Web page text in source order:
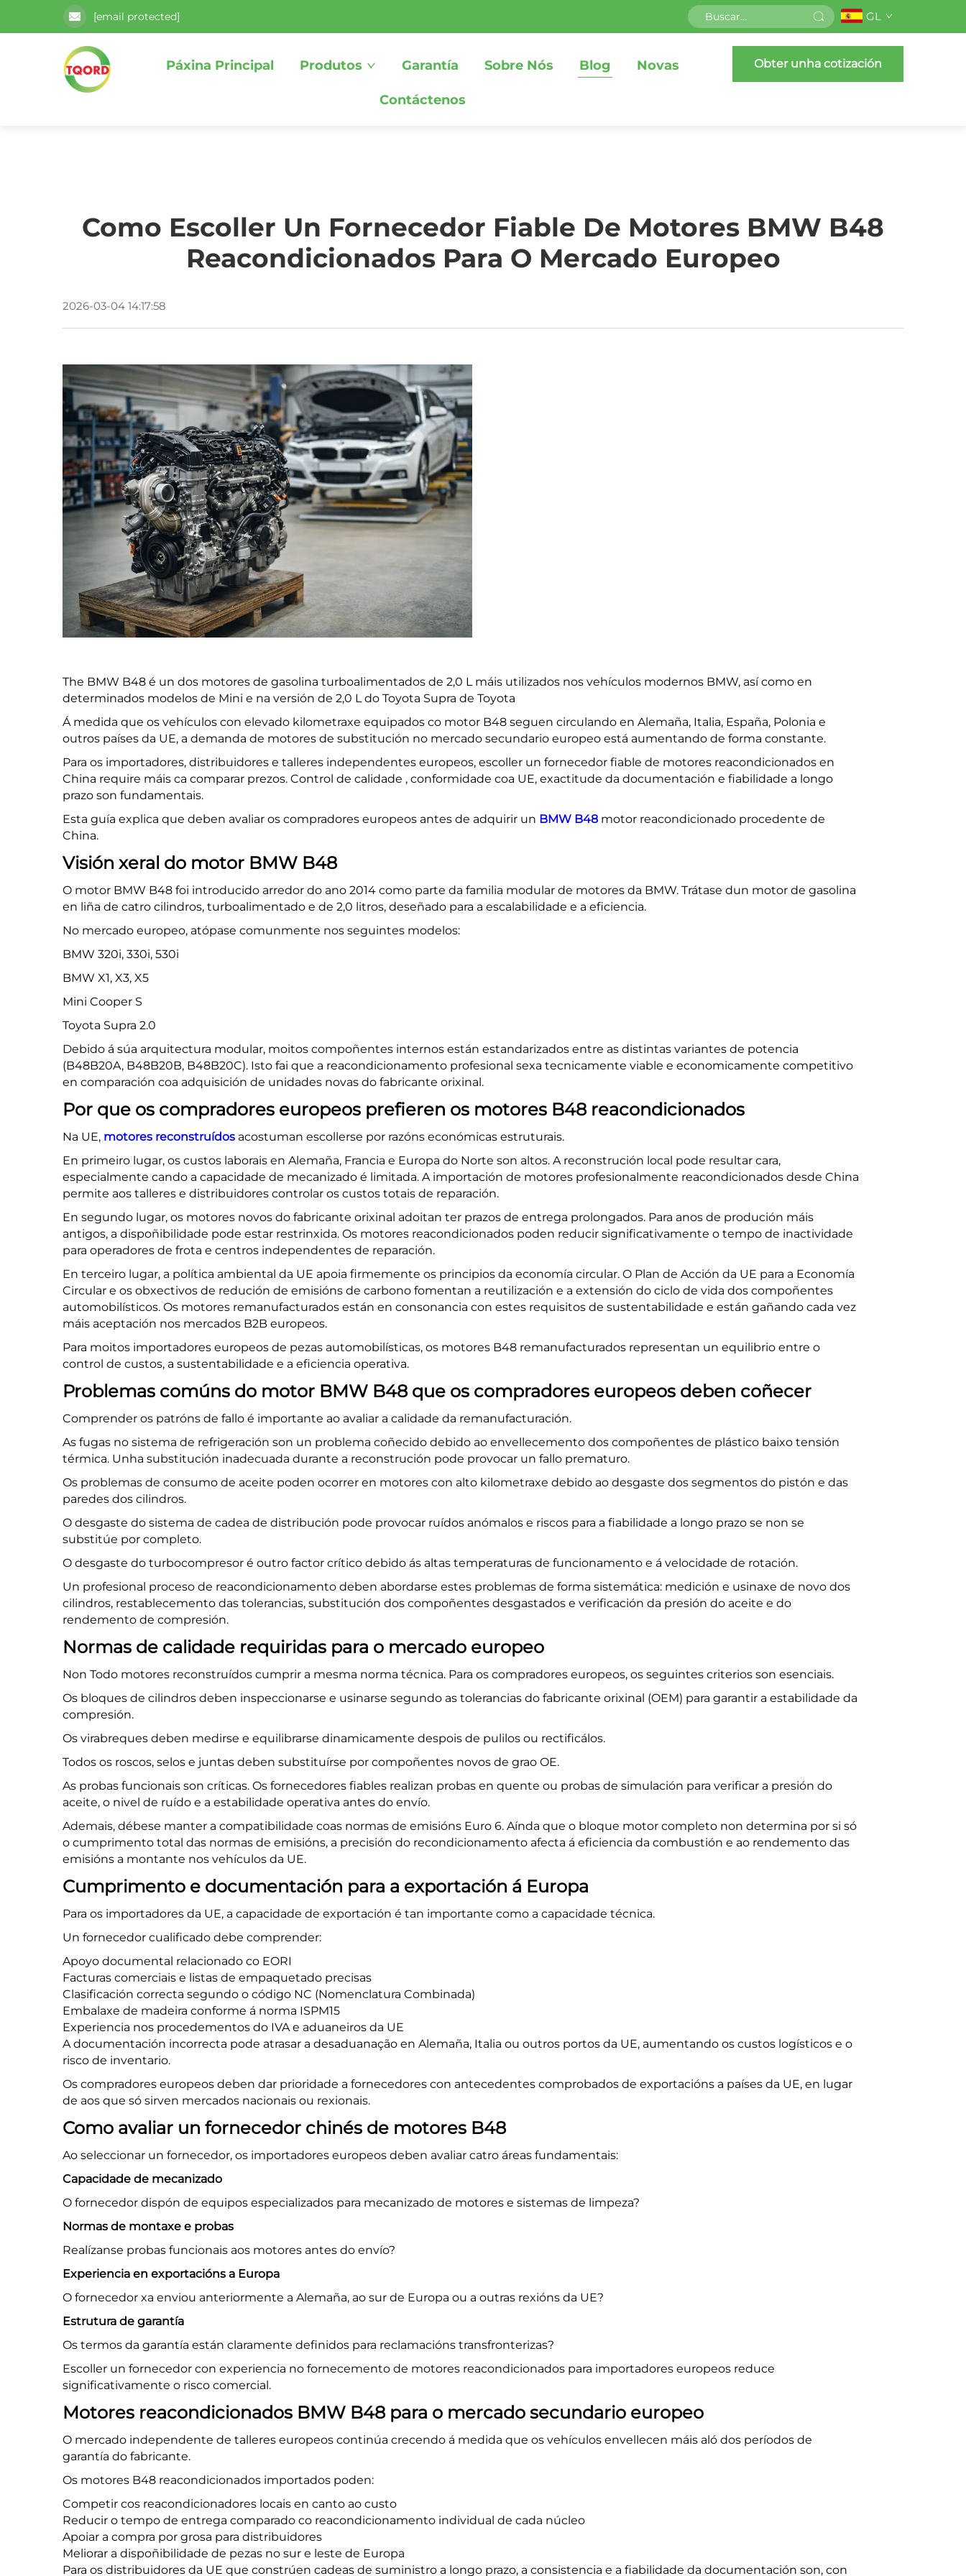
[email protected] GL
Páxina Principal Produtos Garantía Sobre Nós Blog Novas
Contáctenos
Obter unha cotización
Como Escoller Un Fornecedor Fiable De Motores BMW B48
Reacondicionados Para O Mercado Europeo
2026-03-04 14:17:58
The BMW B48 é un dos motores de gasolina turboalimentados de 2,0 L máis utilizados nos vehículos modernos BMW, así como en
determinados modelos de Mini e na versión de 2,0 L do Toyota Supra de Toyota
Á medida que os vehículos con elevado kilometraxe equipados co motor B48 seguen circulando en Alemaña, Italia, España, Polonia e
outros países da UE, a demanda de motores de substitución no mercado secundario europeo está aumentando de forma constante.
Para os importadores, distribuidores e talleres independentes europeos, escoller un fornecedor fiable de motores reacondicionados en
China require máis ca comparar prezos. Control de calidade , conformidade coa UE, exactitude da documentación e fiabilidade a longo
prazo son fundamentais.
Esta guía explica que deben avaliar os compradores europeos antes de adquirir un BMW B48 motor reacondicionado procedente de
China.
Visión xeral do motor BMW B48
O motor BMW B48 foi introducido arredor do ano 2014 como parte da familia modular de motores da BMW. Trátase dun motor de gasolina
en liña de catro cilindros, turboalimentado e de 2,0 litros, deseñado para a escalabilidade e a eficiencia.
No mercado europeo, atópase comunmente nos seguintes modelos:
BMW 320i, 330i, 530i
BMW X1, X3, X5
Mini Cooper S
Toyota Supra 2.0
Debido á súa arquitectura modular, moitos compoñentes internos están estandarizados entre as distintas variantes de potencia
(B48B20A, B48B20B, B48B20C). Isto fai que a reacondicionamento profesional sexa tecnicamente viable e economicamente competitivo
en comparación coa adquisición de unidades novas do fabricante orixinal.
Por que os compradores europeos prefieren os motores B48 reacondicionados
Na UE, motores reconstruídos acostuman escollerse por razóns económicas estruturais.
En primeiro lugar, os custos laborais en Alemaña, Francia e Europa do Norte son altos. A reconstrución local pode resultar cara,
especialmente cando a capacidade de mecanizado é limitada. A importación de motores profesionalmente reacondicionados desde China
permite aos talleres e distribuidores controlar os custos totais de reparación.
En segundo lugar, os motores novos do fabricante orixinal adoitan ter prazos de entrega prolongados. Para anos de produción máis
antigos, a dispoñibilidade pode estar restrinxida. Os motores reacondicionados poden reducir significativamente o tempo de inactividade
para operadores de frota e centros independentes de reparación.
En terceiro lugar, a política ambiental da UE apoia firmemente os principios da economía circular. O Plan de Acción da UE para a Economía
Circular e os obxectivos de redución de emisións de carbono fomentan a reutilización e a extensión do ciclo de vida dos compoñentes
automobilísticos. Os motores remanufacturados están en consonancia con estes requisitos de sustentabilidade e están gañando cada vez
máis aceptación nos mercados B2B europeos.
Para moitos importadores europeos de pezas automobilísticas, os motores B48 remanufacturados representan un equilibrio entre o
control de custos, a sustentabilidade e a eficiencia operativa.
Problemas comúns do motor BMW B48 que os compradores europeos deben coñecer
Comprender os patróns de fallo é importante ao avaliar a calidade da remanufacturación.
As fugas no sistema de refrigeración son un problema coñecido debido ao envellecemento dos compoñentes de plástico baixo tensión
térmica. Unha substitución inadecuada durante a reconstrución pode provocar un fallo prematuro.
Os problemas de consumo de aceite poden ocorrer en motores con alto kilometraxe debido ao desgaste dos segmentos do pistón e das
paredes dos cilindros.
O desgaste do sistema de cadea de distribución pode provocar ruídos anómalos e riscos para a fiabilidade a longo prazo se non se
substitúe por completo.
O desgaste do turbocompresor é outro factor crítico debido ás altas temperaturas de funcionamento e á velocidade de rotación.
Un profesional proceso de reacondicionamento deben abordarse estes problemas de forma sistemática: medición e usinaxe de novo dos
cilindros, restablecemento das tolerancias, substitución dos compoñentes desgastados e verificación da presión do aceite e do
rendemento de compresión.
Normas de calidade requiridas para o mercado europeo
Non Todo motores reconstruídos cumprir a mesma norma técnica. Para os compradores europeos, os seguintes criterios son esenciais.
Os bloques de cilindros deben inspeccionarse e usinarse segundo as tolerancias do fabricante orixinal (OEM) para garantir a estabilidade da
compresión.
Os virabreques deben medirse e equilibrarse dinamicamente despois de pulilos ou rectificálos.
Todos os roscos, selos e juntas deben substituírse por compoñentes novos de grao OE.
As probas funcionais son críticas. Os fornecedores fiables realizan probas en quente ou probas de simulación para verificar a presión do
aceite, o nivel de ruído e a estabilidade operativa antes do envío.
Ademais, débese manter a compatibilidade coas normas de emisións Euro 6. Aínda que o bloque motor completo non determina por si só
o cumprimento total das normas de emisións, a precisión do recondicionamento afecta á eficiencia da combustión e ao rendemento das
emisións a montante nos vehículos da UE.
Cumprimento e documentación para a exportación á Europa
Para os importadores da UE, a capacidade de exportación é tan importante como a capacidade técnica.
Un fornecedor cualificado debe comprender:
Apoyo documental relacionado co EORI
Facturas comerciais e listas de empaquetado precisas
Clasificación correcta segundo o código NC (Nomenclatura Combinada)
Embalaxe de madeira conforme á norma ISPM15
Experiencia nos procedementos do IVA e aduaneiros da UE
A documentación incorrecta pode atrasar a desaduanação en Alemaña, Italia ou outros portos da UE, aumentando os custos logísticos e o
risco de inventario.
Os compradores europeos deben dar prioridade a fornecedores con antecedentes comprobados de exportacións a países da UE, en lugar
de aos que só sirven mercados nacionais ou rexionais.
Como avaliar un fornecedor chinés de motores B48
Ao seleccionar un fornecedor, os importadores europeos deben avaliar catro áreas fundamentais:
Capacidade de mecanizado
O fornecedor dispón de equipos especializados para mecanizado de motores e sistemas de limpeza?
Normas de montaxe e probas
Realízanse probas funcionais aos motores antes do envío?
Experiencia en exportacións a Europa
O fornecedor xa enviou anteriormente a Alemaña, ao sur de Europa ou a outras rexións da UE?
Estrutura de garantía
Os termos da garantía están claramente definidos para reclamacións transfronterizas?
Escoller un fornecedor con experiencia no fornecemento de motores reacondicionados para importadores europeos reduce
significativamente o risco comercial.
Motores reacondicionados BMW B48 para o mercado secundario europeo
O mercado independente de talleres europeos continúa crecendo á medida que os vehículos envellecen máis aló dos períodos de
garantía do fabricante.
Os motores B48 reacondicionados importados poden:
Competir cos reacondicionadores locais en canto ao custo
Reducir o tempo de entrega comparado co reacondicionamento individual de cada núcleo
Apoiar a compra por grosa para distribuidores
Meliorar a dispoñibilidade de pezas no sur e leste de Europa
Para os distribuidores da UE que constrúen cadeas de suministro a longo prazo, a consistencia e a fiabilidade da documentación son, con